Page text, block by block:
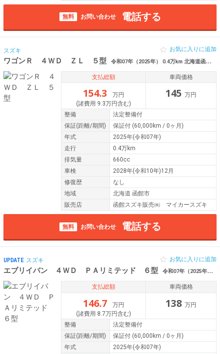
無料 お問い合わせ 電話する
スズキ
ワゴンＲ ４ＷＤ ＺＬ ５型 令和07年（2025年） 0.4万km 北海道函館市
お気に入りに追加
支払総額
154.3
万円
(諸費用 9.3万円含む)
車両価格
145 万円
整備
法定整備付
保証(距離/期間) 保証付 (60,000km / 0ヶ月)
年式
2025年(令和07年)
走行
0.4万km
排気量
660cc
車検
2028年(令和10年)12月
修復歴
なし
地域
北海道 函館市
販売店
函館スズキ販売㈱ マイカースズキ
無料 お問い合わせ 電話する
UPDATE スズキ
エブリイバン ４ＷＤ ＰＡリミテッド ６型 令和07年（2025年） 0.2万km 北海道函館市
お気に入りに追加
支払総額
146.7
万円
(諸費用 8.7万円含む)
車両価格
138 万円
整備
法定整備付
保証(距離/期間) 保証付 (60,000km / 0ヶ月)
年式
2025年(令和07年)